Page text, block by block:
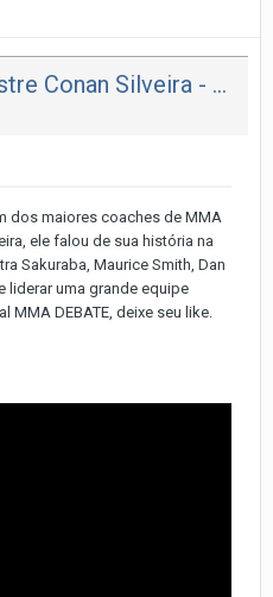
Entrevista com o mestre Conan Silveira - Líder da ATT!!!
dos maiores coaches de MMA
ele falou de sua história na
Sakuraba, Maurice Smith, Dan
liderar uma grande equipe
MMA DEBATE, deixe seu like.